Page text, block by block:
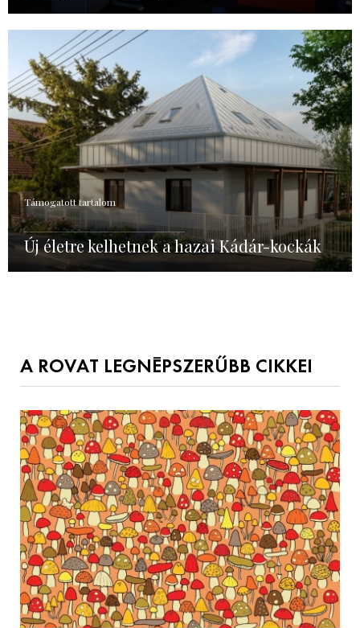
Támogatott tartalom
Új életre kelhetnek a hazai Kádár-kockák
A ROVAT LEGNÉPSZERŰBB CIKKEI